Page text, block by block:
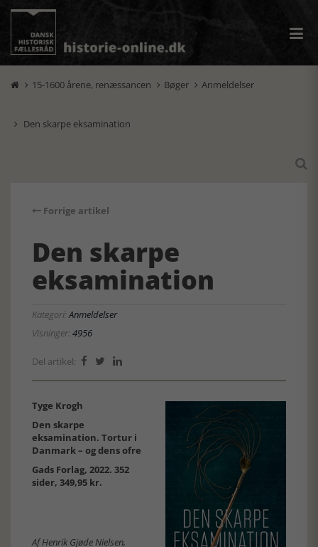
 15-1600 årene, renæssancen  Bøger  Anmeldelser
 Den skarpe eksamination

Forrige artikel
Den skarpe
eksamination
Kategori:Anmeldelser
Visninger:4956
Del artikel:   
Tyge Krogh
Den skarpe
eksamination. Tortur i
Danmark – og dens ofre
Gads Forlag, 2022. 352
sider, 349,95 kr.
Af Henrik Gjøde Nielsen,